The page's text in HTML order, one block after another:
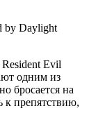
Evil
одним из
бросается на
к препятствию,